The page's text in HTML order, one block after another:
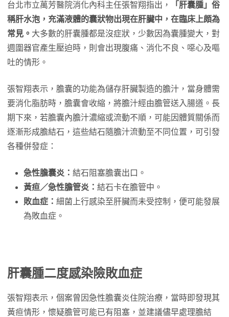
台北市立萬芳醫院消化內科主任張智翔指出，
「肝囊腫」俗
稱肝水泡，充滿液體的囊狀物出現在肝臟中，在臨床上頗為
常見。 大多數的肝囊腫都是沒症狀，少數因為囊腫變大，對
週圍器官產生壓迫時，則會出現腹痛、消化不良、噁心及嘔
吐的情形。
張智翔表示，膽囊的功能為儲存肝臟製造的膽汁，當身體需
要消化脂肪時，膽囊會收縮，將膽汁經由膽管送入腸道。長
期下來，若膽囊內膽汁濃縮或流動不順，可能因體質關係而
逐漸形成膽結石，這些結石隨膽汁流動至不同位置，可引發
各種併發症：
急性膽囊炎： 結石阻塞膽囊出口。
黃疸／急性膽管炎： 結石卡在膽管中。
敗血症： 細菌上行感染至肝臟而未受控制，便可能發展
為敗血症。
肝囊腫二度感染險敗血症
張智翔表示，個案曾因急性膽囊炎住院治療，當時即發現其
黃疸情形，懷疑膽管可能已有阻塞，並建議儘早處理膽結